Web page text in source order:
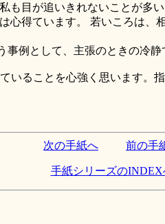
目が追いきれないことが多
得ています。 若いころは
例として、主張のときの冷
ることを心強く思います。
次の手紙へ 前の手
手紙シリーズのINDEX